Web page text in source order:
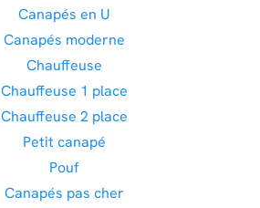
Canapés en U
Canapés moderne
Chauffeuse
Chauffeuse 1 place
Chauffeuse 2 place
Petit canapé
Pouf
Canapés pas cher